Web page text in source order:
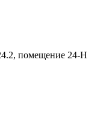
помещение 24-Н